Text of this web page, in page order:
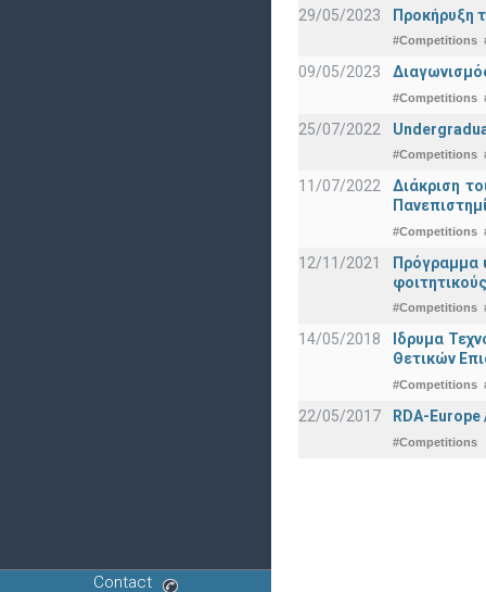
Contact
29/05/2023 Προκήρυξη
#Competitions
09/05/2023
#Competitions
25/07/2022
#Competitions
11/07/2022
Διάκριση
#Competitions
12/11/2021
Πρόγραμμα
#Competitions
14/05/2018
Ιδρυμα
Θετικών
#Competitions
22/05/2017 RDA-
#Competitions